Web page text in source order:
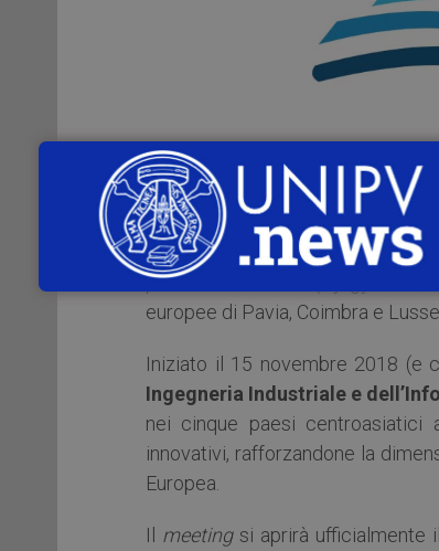
Dal 4 all’8 luglio 2022
(Modernization of Higher
Il progetto, coordinato
paesi del Centrasia (Kyrgyzstan ,
europee di Pavia, Coimbra e
Iniziato il 15 novembre 2018 (e
Ingegneria Industriale e
nei cinque paesi centroasiatici
innovativi, rafforzandone la
Europea.
Il meetingsi aprirà ufficialmente